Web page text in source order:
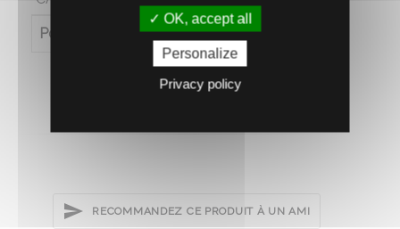
Poids (en kg) 201
RECOMMANDEZ CE PRODUIT À UN AMI
OK, accept all
Personalize
Privacy policy